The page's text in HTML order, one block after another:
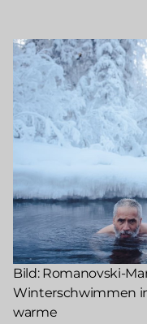
Bild: Romanovski-
Winterschwimmen
warme